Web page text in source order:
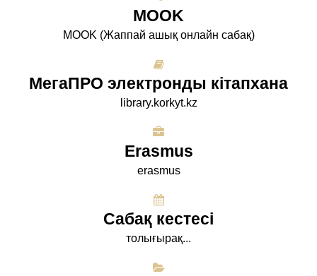
МООK
МООK (Жаппай ашық онлайн сабақ)
МегаПРО электронды кітапхана
library.korkyt.kz
Erasmus
erasmus
Сабақ кестесі
толығырақ...